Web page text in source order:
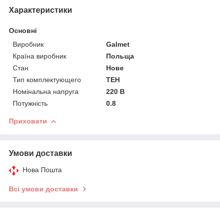
Характеристики
Основні
Виробник
Galmet
Країна виробник
Польща
Стан
Нове
Тип комплектующего
ТЕН
Номінальна напруга
220 В
Потужність
0.8
Приховати
Умови доставки
Нова Пошта
Всі умови доставки